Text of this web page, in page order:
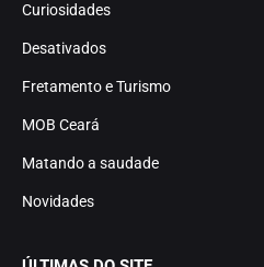
Curiosidades
Desativados
Fretamento e Turismo
MOB Ceará
Matando a saudade
Novidades